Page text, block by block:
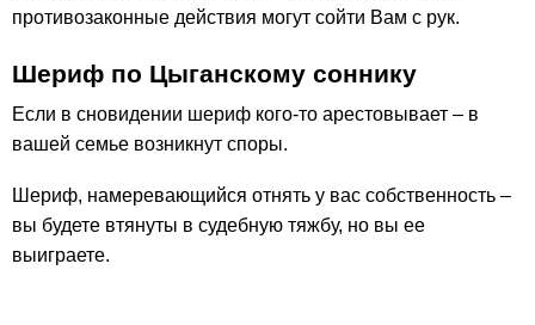
противозаконные действия могут сойти Вам с рук.
Шериф по Цыганскому соннику
Если в сновидении шериф кого-то арестовывает – в
вашей семье возникнут споры.
Шериф, намеревающийся отнять у вас собственность –
вы будете втянуты в судебную тяжбу, но вы ее
выиграете.